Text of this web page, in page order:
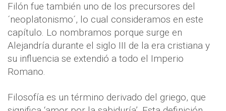
Filón fue también uno de los precursores del
´neoplatonismo´, lo cual consideramos en este
capítulo. Lo nombramos porque surge en
Alejandría durante el siglo III de la era cristiana y
su influencia se extendió a todo el Imperio
Romano.
Filosofía es un término derivado del griego, que